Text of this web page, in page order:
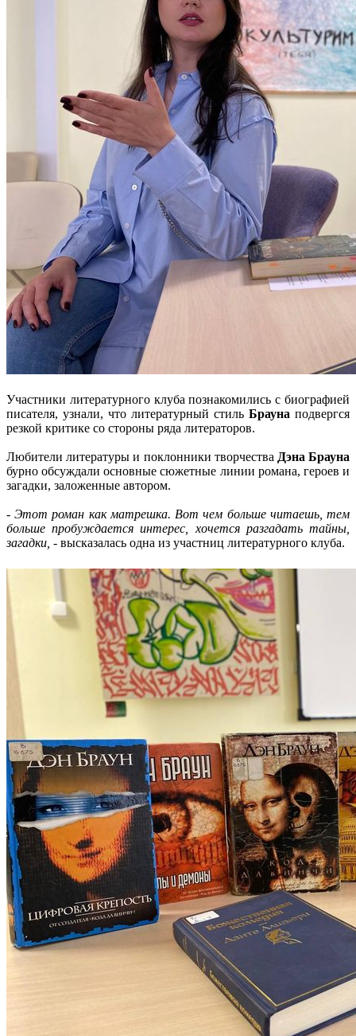
Участники литературного клуба познакомились с биографией
писателя, узнали, что литературный стиль Брауна подвергся
резкой критике со стороны ряда литераторов.
Любители литературы и поклонники творчества Дэна Брауна
бурно обсуждали основные сюжетные линии романа, героев и
загадки, заложенные автором.
- Этот роман как матрешка. Вот чем больше читаешь, тем
больше пробуждается интерес, хочется разгадать тайны,
загадки, - высказалась одна из участниц литературного клуба.